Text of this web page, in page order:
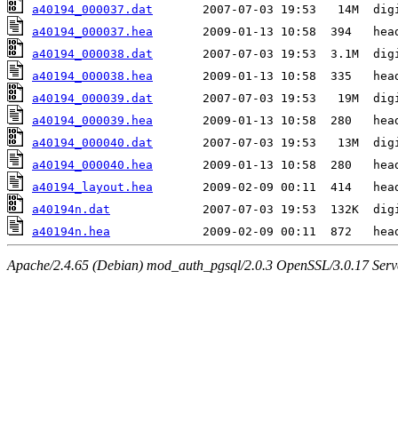
a40194_000037.dat
a40194_000037.hea
a40194_000038.dat
a40194_000038.hea
a40194_000039.dat
a40194_000039.hea
a40194_000040.dat
a40194_000040.hea
a40194_layout.hea
a40194n.dat
a40194n.hea
Apache/2.4.65 (Debian) mod_auth_pgsql/2.0.3 OpenSSL/3.0.17